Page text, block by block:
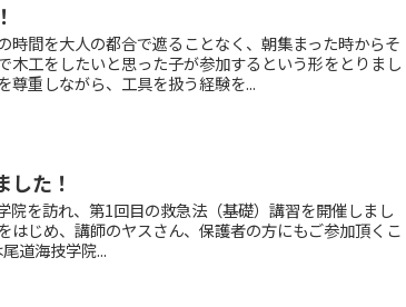
時間を大人の都合で遮ることなく、朝集まった時からそ
木工をしたいと思った子が参加するという形をとりまし
尊重しながら、工具を扱う経験を...
た！
院を訪れ、第1回目の救急法（基礎）講習を開催しまし
はじめ、講師のヤスさん、保護者の方にもご参加頂くこ
道海技学院...